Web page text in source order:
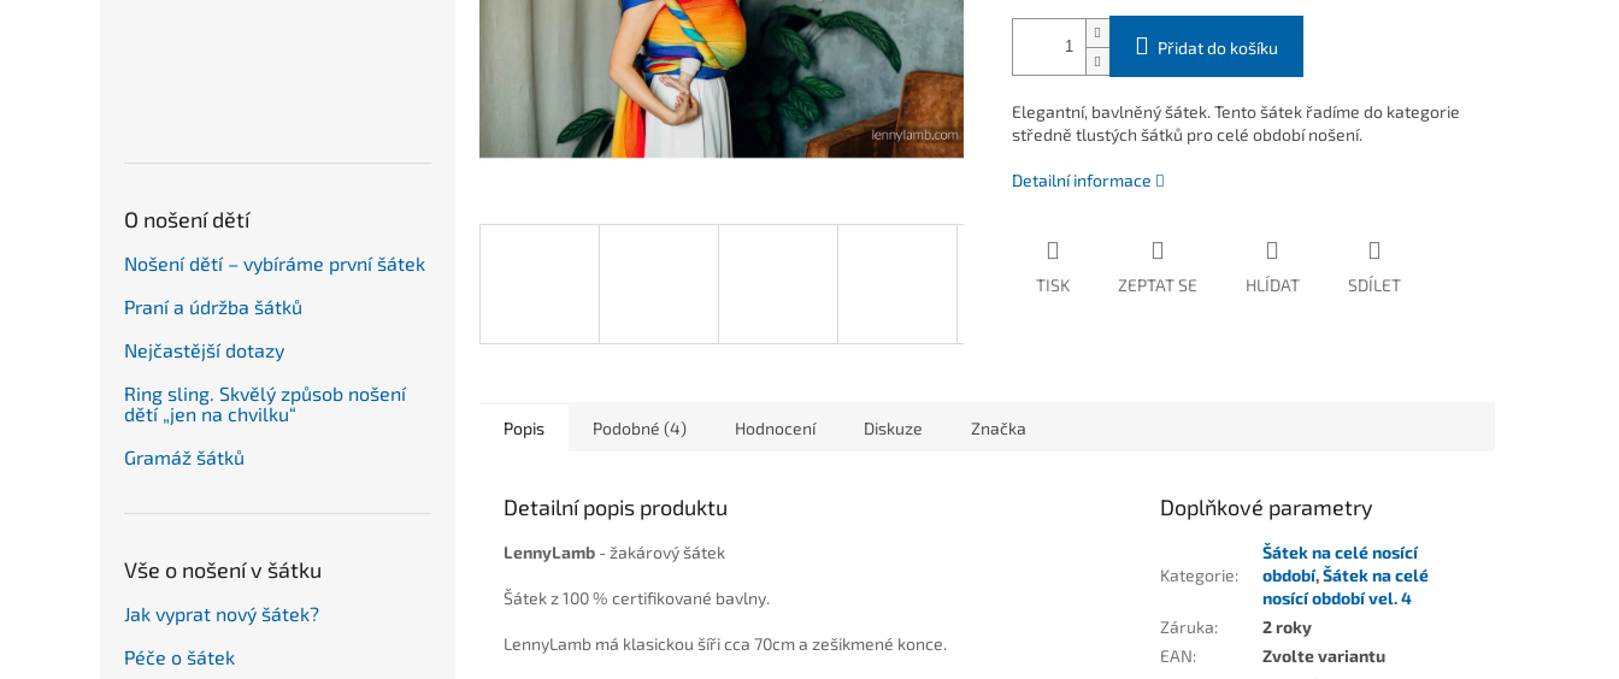
O nošení dětí
Nošení dětí – vybíráme první šátek
Praní a údržba šátků
Nejčastější dotazy
Ring sling. Skvělý způsob nošení
dětí „jen na chvilku“
Gramáž šátků
Vše o nošení v šátku
Jak vyprat nový šátek?
Péče o šátek
Přidat do košíku
Elegantní, bavlněný šátek. Tento šátek řadíme do kategorie
středně tlustých šátků pro celé období nošení.
Detailní informace
TISK ZEPTAT SE HLÍDAT SDÍLET
Popis Podobné (4) Hodnocení Diskuze Značka
Detailní popis produktu
LennyLamb - žakárový šátek
Šátek z 100 % certifikované bavlny.
LennyLamb má klasickou šíři cca 70cm a zešikmené konce.
Doplňkové parametry
Kategorie:
Šátek na celé nosící
období,Šátek na celé
nosící období vel. 4
Záruka:
2 roky
EAN:
Zvolte variantu